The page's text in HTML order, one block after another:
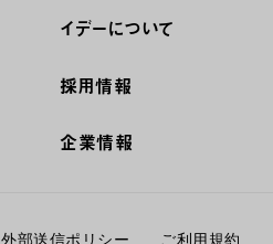
イデーについて
採用情報
企業情報
外部送信ポリシー ご利用規約